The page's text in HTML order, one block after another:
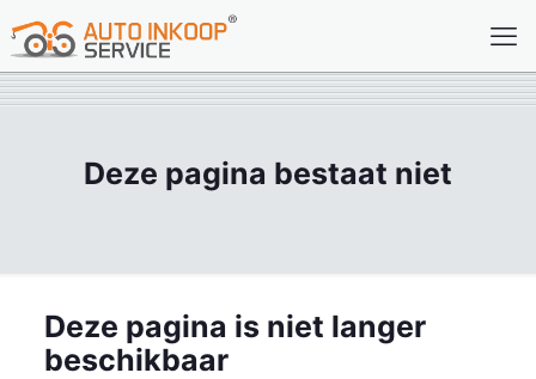
Deze pagina bestaat niet
Deze pagina is niet langer
beschikbaar